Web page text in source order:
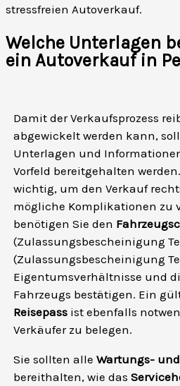
stressfreien Autoverkauf.
Welche Unterlagen
ein Autoverkauf in
Damit der Verkaufsprozess
abgewickelt werden kann,
Unterlagen und
Vorfeld bereitgehalten
wichtig, um den Verkauf
mögliche Komplikationen zu
benötigen Sie den
(Zulassungsbescheinigung
(Zulassungsbescheinigung
Eigentumsverhältnisse und
Fahrzeugs bestätigen. Ein
Reisepass ist ebenfalls
Verkäufer zu belegen.
Sie sollten alle Wartungs-
bereithalten, wie das